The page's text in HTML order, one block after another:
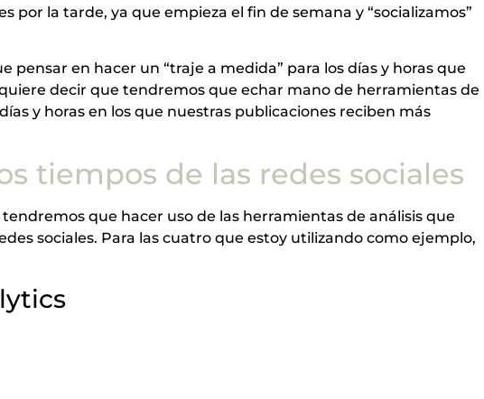
por la tarde, ya que empieza el fin de semana y “socializamos”
pensar en hacer un “traje a medida” para los días y horas que
decir que tendremos que echar mano de herramientas de
y horas en los que nuestras publicaciones reciben más
tiempos de las redes sociales
que hacer uso de las herramientas de análisis que
sociales. Para las cuatro que estoy utilizando como ejemplo,